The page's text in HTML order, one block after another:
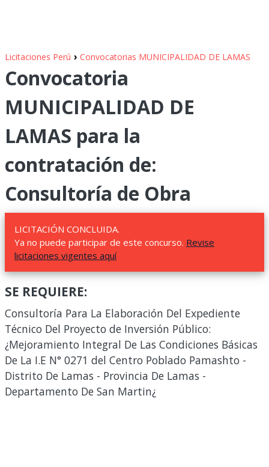
Licitaciones Perú › Convocatorias MUNICIPALIDAD DE LAMAS
Convocatoria
MUNICIPALIDAD DE
LAMAS para la
contratación de:
Consultoría de Obra
LICITACIÓN CONCLUIDA.
Ya no puede participar de este concurso. Revise
licitaciones vigentes aquí
SE REQUIERE:
Consultoría Para La Elaboración Del Expediente
Técnico Del Proyecto de Inversión Público:
¿Mejoramiento Integral De Las Condiciones Básicas
De La I.E N° 0271 del Centro Poblado Pamashto -
Distrito De Lamas - Provincia De Lamas -
Departamento De San Martin¿